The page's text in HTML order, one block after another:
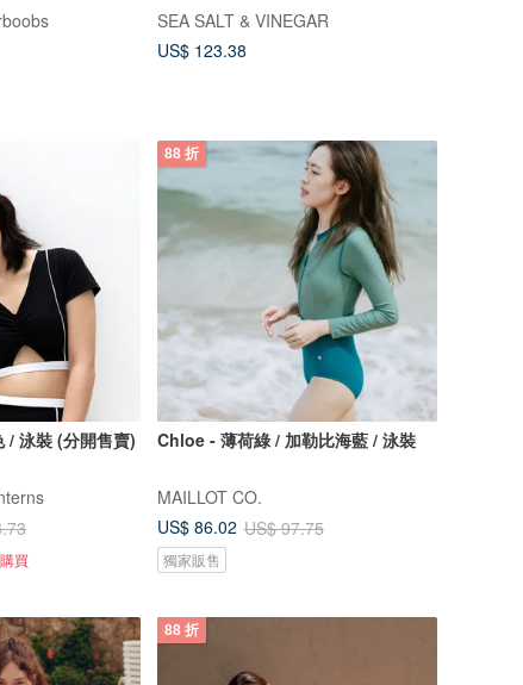
SEA SALT & VINEGAR
US$ 123.38
/ 泳裝 (分開售賣)
買
88 折
Chloe - 薄荷綠 / 加勒比海藍 / 泳裝
MAILLOT CO.
US$ 86.02 US$ 97.75
獨家販售
88 折